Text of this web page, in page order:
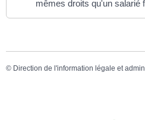
mêmes droits qu'un salarié
© Direction de l'information légale et